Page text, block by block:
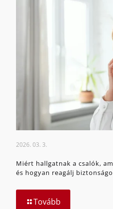
2026. 03. 3.
Miért hallgatnak a csalók,
és hogyan reagálj
Tovább